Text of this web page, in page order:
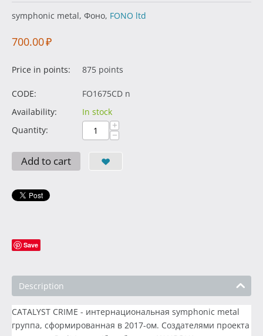
symphonic metal, Фоно, FONO ltd
700.00₽
Price in points: 875 points
CODE:
FO1675CD n
Availability:
In stock
Quantity:
+
−
Add to cart
Save
Description
CATALYST CRIME - интернациональная symphonic metal
группа, сформированная в 2017-ом. Создателями проекта